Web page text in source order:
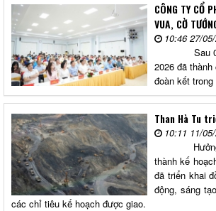
CÔNG TY CỔ
VUA, CỜ
10:46 27/
Sau 03
2026 đã
đoàn kết
Than Hà Tu
10:11 11/
Hưởng
thành kế
đã triển khai
động, sáng
các chỉ tiêu kế hoạch được giao.